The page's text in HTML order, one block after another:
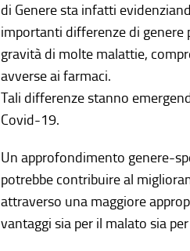
di Genere sta infatti
importanti differenze di genere
gravità di molte malattie,
avverse ai farmaci.
Tali differenze stanno
Covid-19.
Un approfondimento genere-
potrebbe contribuire al
attraverso una maggiore
vantaggi sia per il malato sia